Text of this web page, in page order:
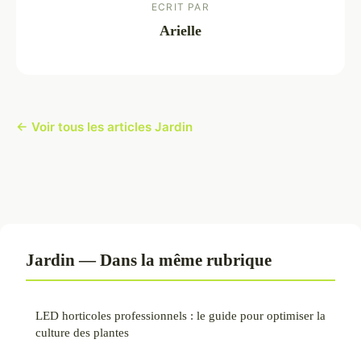
ECRIT PAR
Arielle
← Voir tous les articles Jardin
Jardin — Dans la même rubrique
LED horticoles professionnels : le guide pour optimiser la
culture des plantes